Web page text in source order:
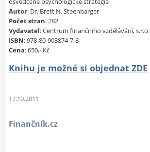
Autor: Dr. Brett N. Steenbarger
Počet stran: 282
Vydavatel: Centrum finančního vzdělávání, s.r.o.
ISBN: 978-80-903874-7-8
Cena: 650,- Kč
Knihu je možné si objednat ZDE
17.10.2011
Finančník.cz